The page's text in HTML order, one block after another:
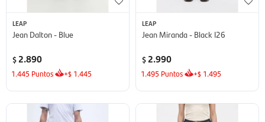
LEAP
Jean Dalton - Blue
$ 2.890
1.445 Puntos +$ 1.445
LEAP
Jean Miranda - Black I26
$ 2.990
1.495 Puntos +$ 1.495